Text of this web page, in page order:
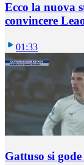
Ecco la nuova
convincere
01:33
Gattuso si